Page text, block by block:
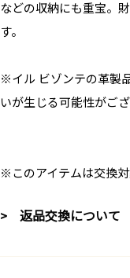
などの収納にも重宝。
す。
※イル ビゾンテの革製
いが生じる可能性がご
※このアイテムは交換
> 返品交換について